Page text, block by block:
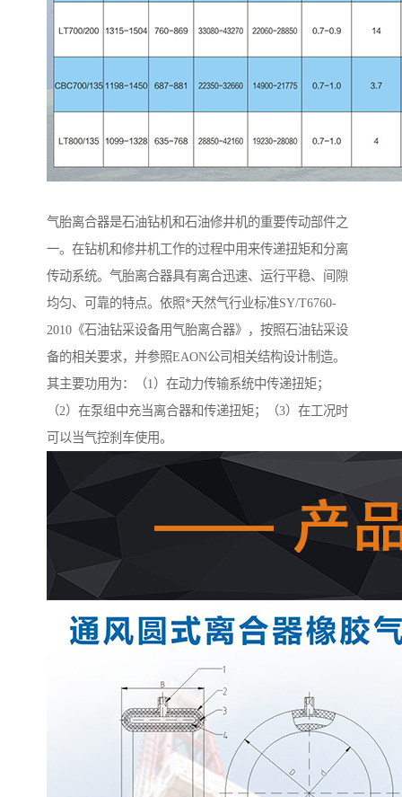
气胎离合器是石油钻机和石油修井机的重要传动部件之
一。在钻机和修井机工作的过程中用来传递扭矩和分离
传动系统。气胎离合器具有离合迅速、运行平稳、间隙
均匀、可靠的特点。依照*天然气行业标准SY/T6760-
2010《石油钻采设备用气胎离合器》，按照石油钻采设
备的相关要求，并参照EAON公司相关结构设计制造。
其主要功用为：（1）在动力传输系统中传递扭矩；
（2）在泵组中充当离合器和传递扭矩；（3）在工况时
可以当气控刹车使用。